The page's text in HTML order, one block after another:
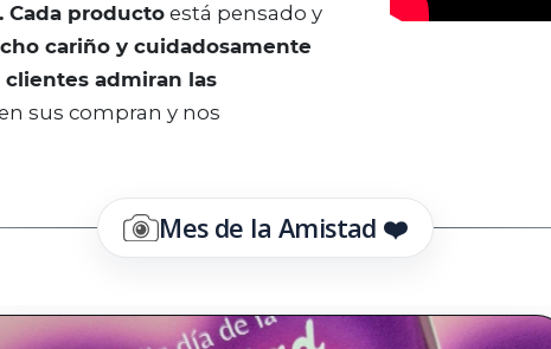
Cada producto está pensado y
cariño y cuidadosamente
admiran las
sus compran y nos
Mes de la Amistad ❤️